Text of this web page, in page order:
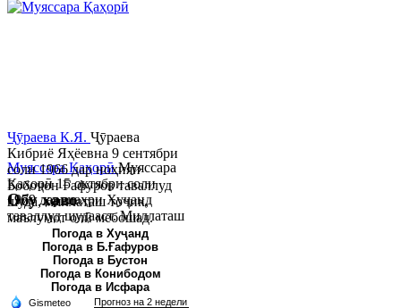
Муяссара ҚаҳорӣМуяссара
Қаҳорӣ 15 октябри соли
1979 дар шаҳри Хуҷанд
таваллуд шудааст. Миллаташ
тоҷик. Маълумот олӣ. Соли
2002 Донишгоҳи давлатии
Хуҷанд ба...
Ҷӯраева К.Я. Ҷӯраева
Кибриё Яҳёевна 9 сентябри
соли 1966 дар ноҳияи
Бобоҷон Ғафуров таваллуд
шуда, миллаташ тоҷик,
маълумот олӣ мебошад.
Соли 1997 Донишг...
Обу хаво
Погода в Хуҷанд
Погода в Б.Ғафуров
Погода в Бустон
Погода в Конибодом
Погода в Исфара